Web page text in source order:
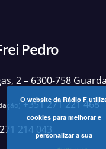
Pedro
2 – 6300-758 Guarda
+351 271 221 468
214 043
O website da Rádio F
cookies para melhorar e
personalizar a sua